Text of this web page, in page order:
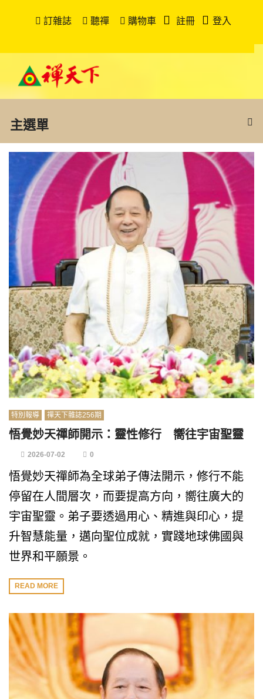
訂雜誌 聽禪 購物車 註冊 登入
主選單
特別報導 禪天下雜誌256期
悟覺妙天禪師開示：靈性修行 嚮往宇宙聖靈
2026-07-02 0
悟覺妙天禪師為全球弟子傳法開示，修行不能
停留在人間層次，而要提高方向，嚮往廣大的
宇宙聖靈。弟子要透過用心、精進與印心，提
升智慧能量，邁向聖位成就，實踐地球佛國與
世界和平願景。
READ MORE